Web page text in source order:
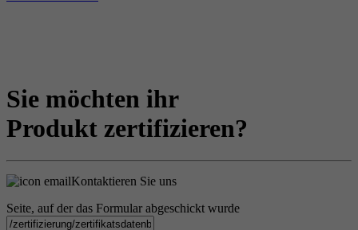
Sie möchten ihr
Produkt zertifizieren?
Kontaktieren Sie uns
Seite, auf der das Formular abgeschickt wurde